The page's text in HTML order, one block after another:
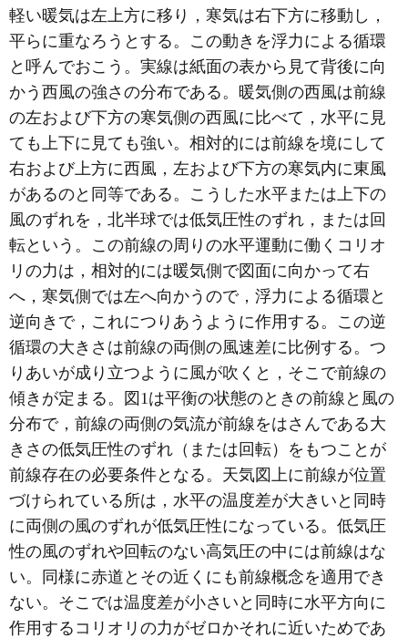
軽い暖気は左上方に移り，寒気は右下方に移動し，
平らに重なろうとする。この動きを浮力による循環
と呼んでおこう。実線は紙面の表から見て背後に向
かう西風の強さの分布である。暖気側の西風は前線
の左および下方の寒気側の西風に比べて，水平に見
ても上下に見ても強い。相対的には前線を境にして
右および上方に西風，左および下方の寒気内に東風
があるのと同等である。こうした水平または上下の
風のずれを，北半球では低気圧性のずれ，または回
転という。この前線の周りの水平運動に働くコリオ
リの力は，相対的には暖気側で図面に向かって右
へ，寒気側では左へ向かうので，浮力による循環と
逆向きで，これにつりあうように作用する。この逆
循環の大きさは前線の両側の風速差に比例する。つ
りあいが成り立つように風が吹くと，そこで前線の
傾きが定まる。図1は平衡の状態のときの前線と風の
分布で，前線の両側の気流が前線をはさんである大
きさの低気圧性のずれ（または回転）をもつことが
前線存在の必要条件となる。天気図上に前線が位置
づけられている所は，水平の温度差が大きいと同時
に両側の風のずれが低気圧性になっている。低気圧
性の風のずれや回転のない高気圧の中には前線はな
い。同様に赤道とその近くにも前線概念を適用でき
ない。そこでは温度差が小さいと同時に水平方向に
作用するコリオリの力がゼロかそれに近いためであ